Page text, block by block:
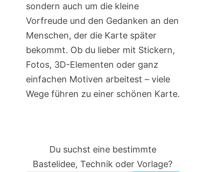
sondern auch um die kleine
Vorfreude und den Gedanken an den
Menschen, der die Karte später
bekommt. Ob du lieber mit Stickern,
Fotos, 3D-Elementen oder ganz
einfachen Motiven arbeitest – viele
Wege führen zu einer schönen Karte.
Du suchst eine bestimmte
Bastelidee, Technik oder Vorlage?